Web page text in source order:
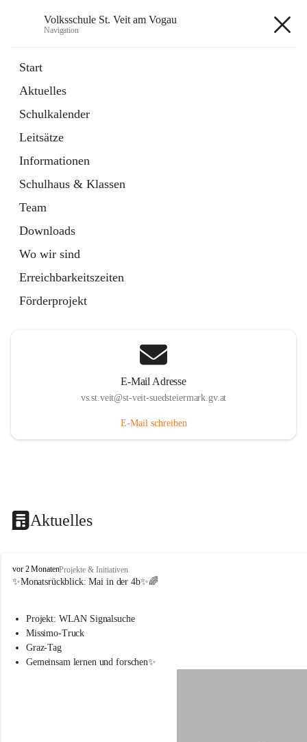
Volksschule St. Veit am Vogau
Navigation
Start
Aktuelles
Schulkalender
Leitsätze
Informationen
Schulhaus & Klassen
Team
Downloads
Wo wir sind
Erreichbarkeitszeiten
Förderprojekt
E-Mail Adresse
vs.st.veit@st-veit-suedsteiermark.gv.at
E-Mail schreiben
Aktuelles
V
o
s
s
c
vor 2 MonatenProjekte & Initiativen
✨Monatsrückblick: Mai in der 4b✨🌈
Projekt: WLAN Signalsuche
Missimo-Truck
Graz-Tag
Gemeinsam lernen und forschen✨